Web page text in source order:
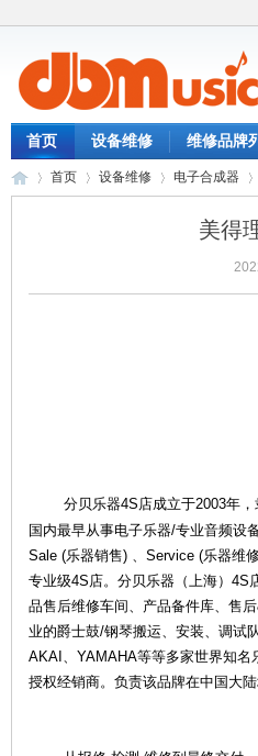
首页 设备维修 维修品牌
首页 设备维修 电子合成器
›
美得
分贝乐器4S店成立于2003年，
国内最早从事电子乐器/专业音频设
Sale (乐器销售) 、Service (乐器维
专业级4S店。分贝乐器（上海）4S
品售后维修车间、产品备件库、售
业的爵士鼓/钢琴搬运、安装、调试
AKAI、YAMAHA等等多家世界知
授权经销商。负责该品牌在中国大